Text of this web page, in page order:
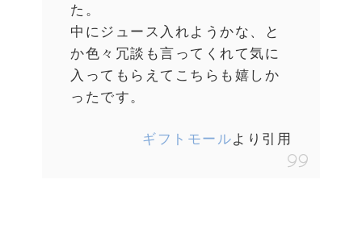
た。
中にジュース入れようかな、と
か色々冗談も言ってくれて気に
入ってもらえてこちらも嬉しか
ったです。
ギフトモールより引用